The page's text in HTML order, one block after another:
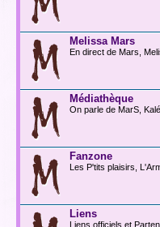
Melissa Mars
En direct de Mars,
Médiathèque
On parle de MarS,
Fanzone
Les P'tits plaisirs,
Liens
Liens officiels et